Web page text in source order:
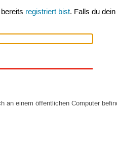
registriert bist. Falls du
an einem öffentlichen Computer